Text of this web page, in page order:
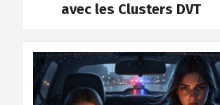
avec les Clusters DVT